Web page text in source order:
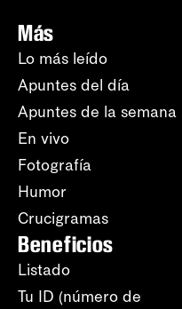
Más
Lo más leído
Apuntes del día
Apuntes de la semana
En vivo
Fotografía
Humor
Crucigramas
Beneficios
Listado
Tu ID (número de